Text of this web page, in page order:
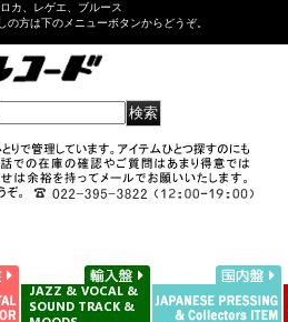
カ、レゲエ、ブルース
方は下のメニューボタンからどうぞ。